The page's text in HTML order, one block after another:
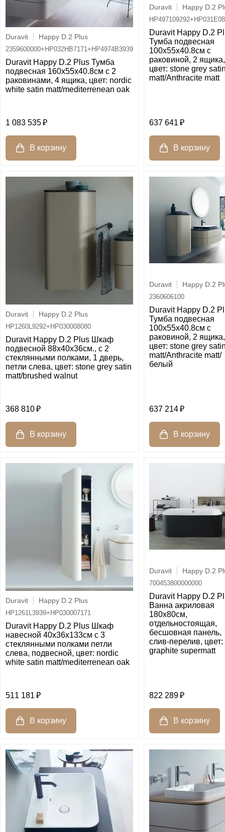
Duravit Happy D.2 Plus
2359600000+HP032HB7171+HP4974B3939
Duravit Happy D.2 Plus Тумба
подвесная 160x55x40.8см с 2
раковинами, 4 ящика, цвет: nordic
white satin matt/mediterrenean oak
1 083 535
Duravit Happy D.2
Duravit Happy D.2
Тумба подвесная
100x55x40.8см с
раковиной, 2 ящика,
цвет: stone grey
matt/Anthracite matt
637 641
Duravit Happy D.2 Plus
HP1260L9292+HP030008080
Duravit Happy D.2 Plus Шкаф
подвесной 88x40x36см., с 2
стеклянными полками, 1 дверь,
петли слева, цвет: stone grey satin
matt/brushed walnut
368 810
Duravit Happy D.2
2360606100
Duravit Happy D.2
Тумба подвесная
100x55х40.8см с
раковиной, 2 ящика,
цвет: stone grey
matt/Anthracite matt/
белый
637 214
Duravit Happy D.2 Plus
HP1261L3939+HP030007171
Duravit Happy D.2 Plus Шкаф
навесной 40x36х133см с 3
стеклянными полками петли
слева, подвесной, цвет: nordic
white satin matt/mediterrenean oak
511 181
Duravit Happy D.2
700453800000000
Duravit Happy D.2
Ванна акриловая
180х80см,
отдельностоящая,
бесшовная панель,
слив-перелив, цвет:
graphite supermatt
822 289